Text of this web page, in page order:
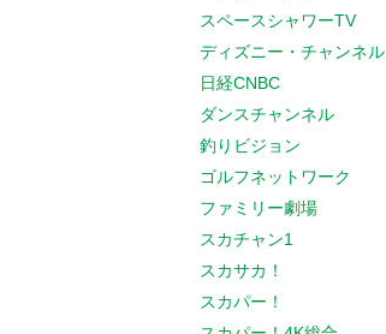
スペースシャワーTV
ディズニー・チャンネル
日経CNBC
ダンスチャンネル
釣りビジョン
ゴルフネットワーク
ファミリー劇場
スカチャン1
スカサカ！
スカパー！